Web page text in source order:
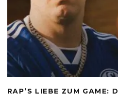
RAP’S LIEBE ZUM GAME: